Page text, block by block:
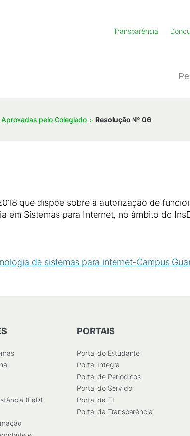
Transparência
Aprovadas pelo Colegiado Resolução Nº 06
que dispõe sobre a autorização de
em Sistemas para Internet, no âmbito do
de sistemas para internet-Campus
(EaD)
PORTAIS
Portal do Estudante
Portal Integra
Portal de Periódicos
Portal do Servidor
Portal da TI
Portal da Transparência